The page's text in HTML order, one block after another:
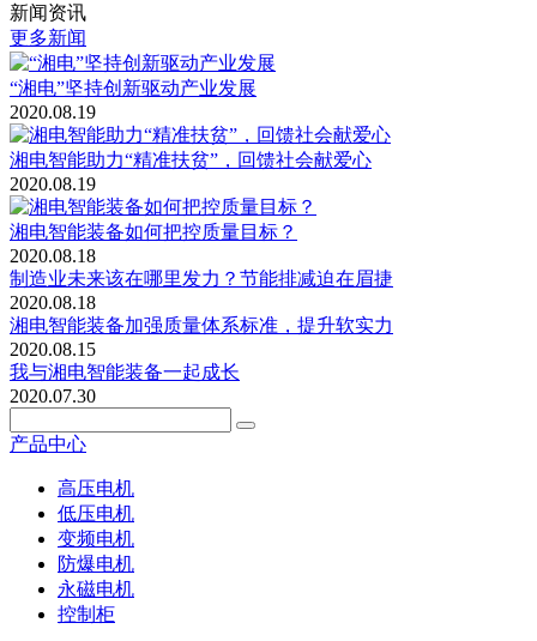
新闻资讯
更多新闻
“湘电”坚持创新驱动产业发展
2020.08.19
湘电智能助力“精准扶贫”，回馈社会献爱心
2020.08.19
湘电智能装备如何把控质量目标？
2020.08.18
制造业未来该在哪里发力？节能排减迫在眉捷
2020.08.18
湘电智能装备加强质量体系标准，提升软实力
2020.08.15
我与湘电智能装备一起成长
2020.07.30
产品中心
高压电机
低压电机
变频电机
防爆电机
永磁电机
控制柜